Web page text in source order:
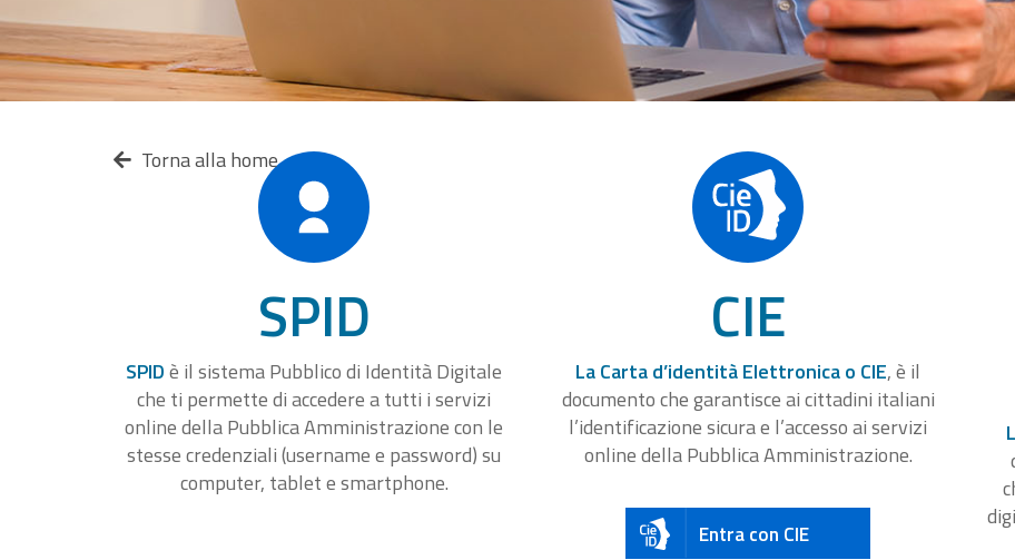
Torna alla home
SPID
SPIDè il sistema Pubblico di Identità Digitale
che ti permette di accedere a tutti i servizi
online della Pubblica Amministrazione con le
stesse credenziali (username e password) su
computer, tablet e smartphone.
CIE
La Carta d’identità Elettronica o CIE, è il
documento che garantisce ai cittadini italiani
l’identificazione sicura e l’accesso ai servizi
online della Pubblica Amministrazione.
Entra con CIE